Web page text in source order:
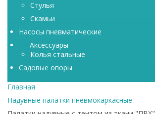
Стулья
Скамьи
Насосы пневматические
Аксессуары
Колья стальные
Садовые опоры
Главная
Надувные палатки пневмокаркасные